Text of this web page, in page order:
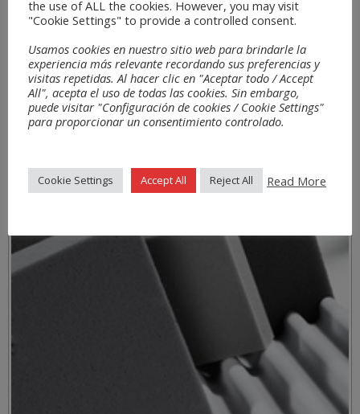
the use of ALL the cookies. However, you may visit
"Cookie Settings" to provide a controlled consent.
Usamos cookies en nuestro sitio web para brindarle la
experiencia más relevante recordando sus preferencias y
visitas repetidas. Al hacer clic en "Aceptar todo / Accept
All", acepta el uso de todas las cookies. Sin embargo,
puede visitar "Configuración de cookies / Cookie Settings"
para proporcionar un consentimiento controlado.
Cookie Settings Accept All Reject All Read More